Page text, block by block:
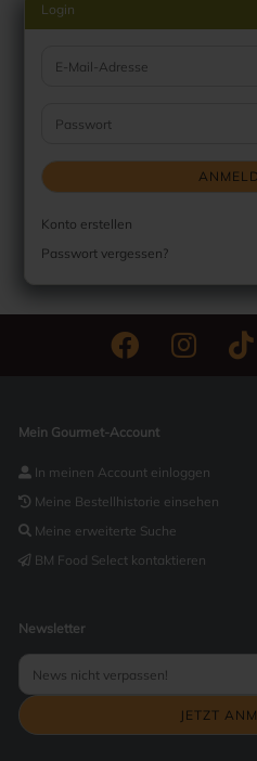
Login
E-Mail-Adresse
Passwort
Konto erstellen
Passwort vergessen?
Mein Gourmet-Account
In meinen Account einloggen
Meine Bestellhistorie einsehen
Meine erweiterte Suche
BM Food Select kontaktieren
Newsletter